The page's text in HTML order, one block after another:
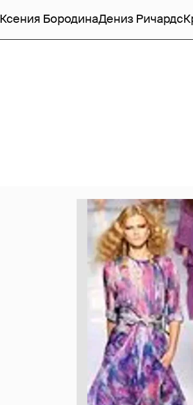
Ксения БородинаДениз Ричардс